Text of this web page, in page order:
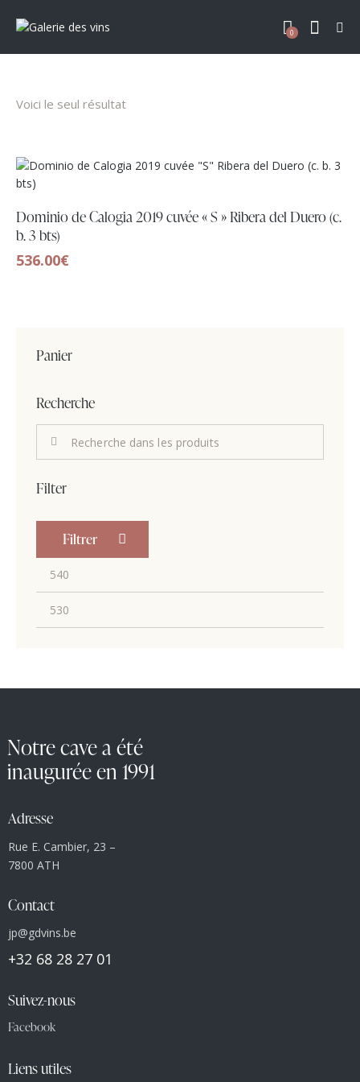
0
Voici le seul résultat
Dominio de Calogia 2019 cuvée « S » Ribera del Duero (c.
b. 3 bts)
536.00€
Panier
Recherche
Filter
Filtrer
Notre cave a été
inaugurée en 1991
Adresse
Rue E. Cambier, 23 –
7800 ATH
Contact
jp@gdvins.be
+32 68 28 27 01
Suivez-nous
Facebook
Liens utiles